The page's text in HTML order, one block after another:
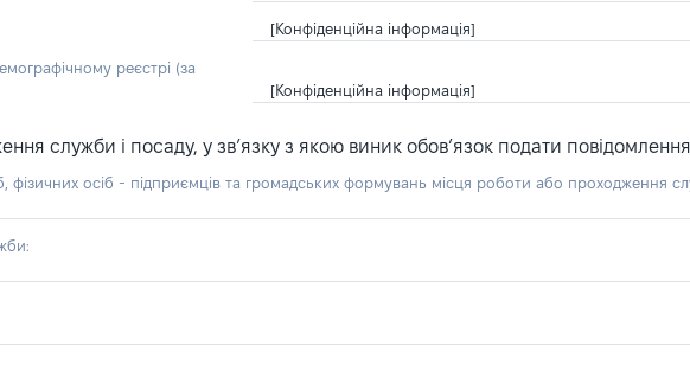
[Конфіденційна інформація]
реєстрі (за
[Конфіденційна інформація]
служби і посаду, у зв’язку з якою виник обов’язок подати
осіб - підприємців та громадських формувань місця роботи або проходження